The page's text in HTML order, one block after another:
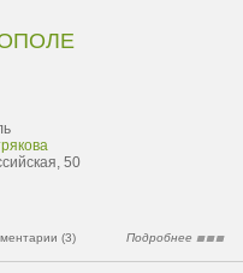
50
(3) Подробнее